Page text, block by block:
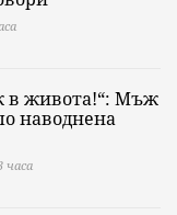
в живота!“: Мъж
наводнена
часа